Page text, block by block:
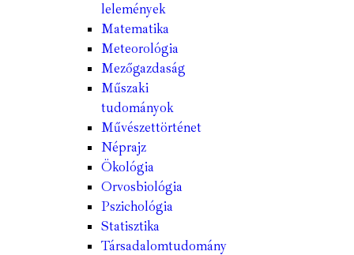
lelemények
Matematika
Meteorológia
Mezőgazdaság
Műszaki
tudományok
Művészettörténet
Néprajz
Ökológia
Orvosbiológia
Pszichológia
Statisztika
Társadalomtudomány